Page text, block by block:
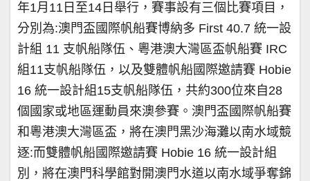
年1月11日至14日舉行，賽事設有三個比賽項目，
分別為:澳門盃國際帆船賽博納多 First 40.7 統一設
計組 11 支帆船隊伍、粵港澳大灣區盃帆船賽 IRC
組11支帆船隊伍，以及雙體帆船國際邀請賽 Hobie
16 統一設計組15支帆船隊伍，共約300位來自28
個國家或地區運動員來澳參賽。澳門盃國際帆船賽
和粵港澳大灣區盃，將在澳門黑沙海灘以南水域競
逐:而雙體帆船國際邀請賽 Hobie 16 統一設計組
別，將在澳門科學館對開澳門水道以南水域爭奪錦